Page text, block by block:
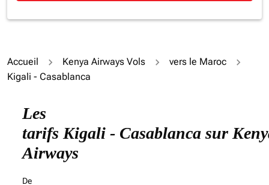
Accueil Kenya Airways Vols
vers le Maroc
Kigali - Casablanca
Les
tarifs Kigali - Casablanca sur
Airways
De
Essayez de mettre à jour votre itinéraire (origine et/